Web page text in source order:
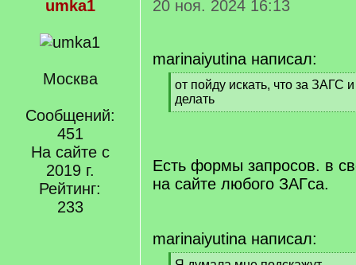
umka1
Москва
Сообщений:
451
На сайте с
2019 г.
Рейтинг:
233
20 ноя. 2024 16:13
marinaiyutina написал:
[
q
]
от пойду искать, что за ЗАГС
делать
[
Есть формы запросов. в
на сайте любого ЗАГса.
marinaiyutina написал: